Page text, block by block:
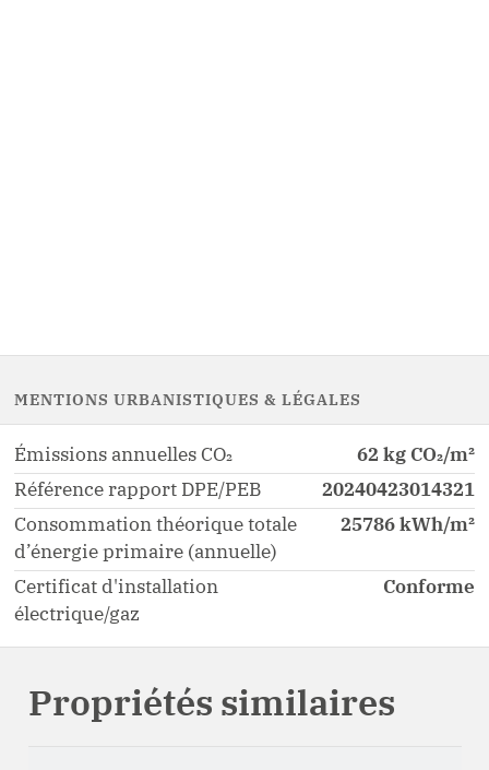
MENTIONS URBANISTIQUES & LÉGALES
Émissions annuelles CO₂
62 kg CO₂/m²
Référence rapport DPE/PEB
20240423014321
Consommation théorique totale
d’énergie primaire (annuelle)
25786 kWh/m²
Certificat d'installation
électrique/gaz
Conforme
Propriétés similaires